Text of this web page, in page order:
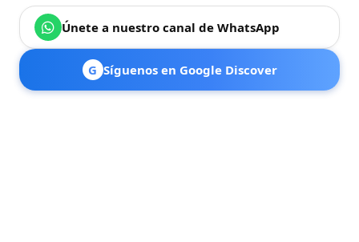
Únete a nuestro canal de WhatsApp
G Síguenos en Google Discover